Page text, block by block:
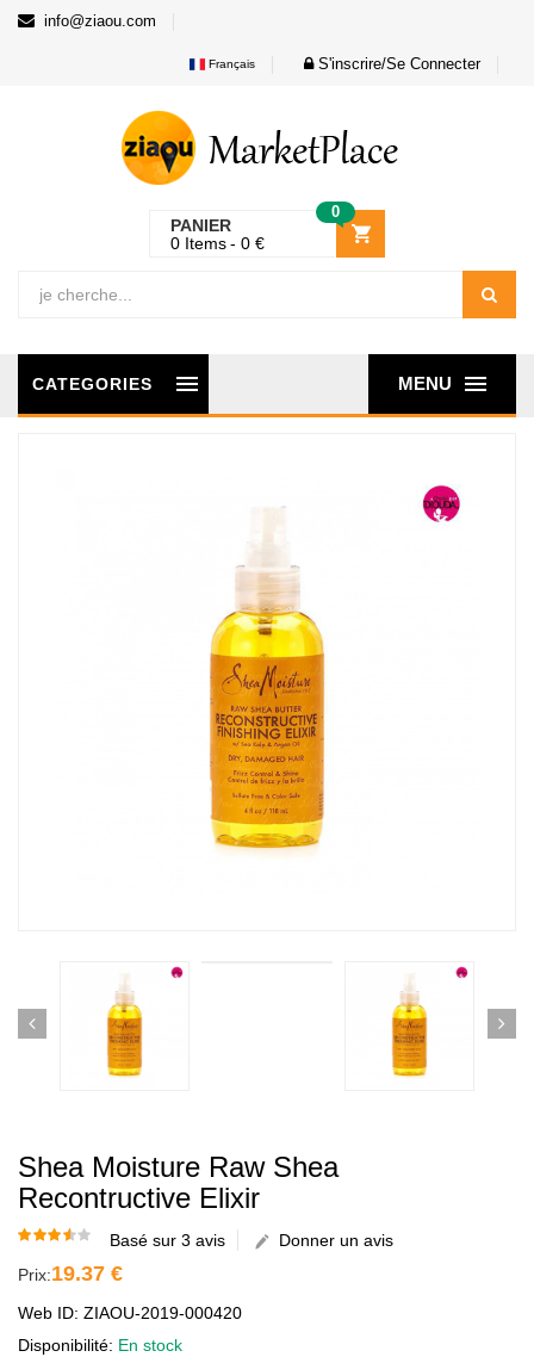
info@ziaou.com
Français S'inscrire/Se Connecter
PANIER
0
0 Items 0 €
MENU
CATEGORIES
Shea Moisture Raw Shea
Recontructive Elixir
Basé sur 3 avis
Donner un avis
Prix:19.37 €
Web ID: ZIAOU-2019-000420
Disponibilité: En stock